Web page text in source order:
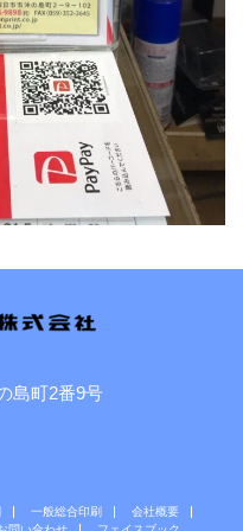
島町2番9号
一般総合印刷
会社概要